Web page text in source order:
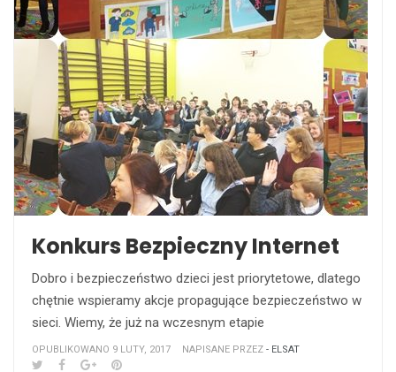
Konkurs Bezpieczny Internet
Dobro i bezpieczeństwo dzieci jest priorytetowe, dlatego
chętnie wspieramy akcje propagujące bezpieczeństwo w
sieci. Wiemy, że już na wczesnym etapie
OPUBLIKOWANO 9 LUTY, 2017 NAPISANE PRZEZ - ELSAT